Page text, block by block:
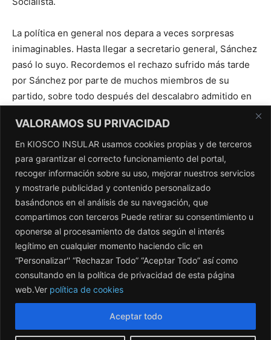
VALORAMOS SU PRIVACIDAD
En KIOSCO INSULAR usamos cookies propias y de terceros
para garantizar el correcto funcionamiento del portal,
recoger información sobre su uso, mejorar nuestros servicios
y mostrarle publicidad y contenido personalizado
basándonos en el análisis de su navegación, que
compartimos con terceros Puede retirar su consentimiento u
oponerse al procesamiento de datos según el interés
legítimo en cualquier momento haciendo clic en
“Personalizar'' “Rechazar Todo” “Aceptar Todo” así como
consultando en la política de privacidad de esta página
web.Ver política de cookies
Aceptar todo